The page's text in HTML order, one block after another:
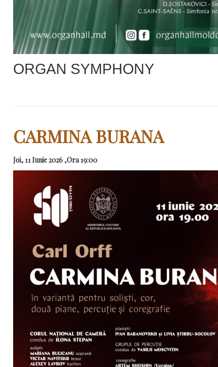
ORGAN SYMPHONY
CARMINA BURANA
Joi, 11 Iunie 2026 ,Ora 19:00